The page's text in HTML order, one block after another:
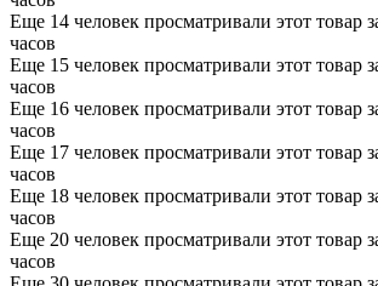
Еще 14 человек просматривали этот товар
часов
Еще 15 человек просматривали этот товар
часов
Еще 16 человек просматривали этот товар
часов
Еще 17 человек просматривали этот товар
часов
Еще 18 человек просматривали этот товар
часов
Еще 20 человек просматривали этот товар
часов